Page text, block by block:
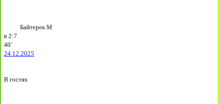
Байтерек М
в 2:7
40`
24.12.2025
В гостях